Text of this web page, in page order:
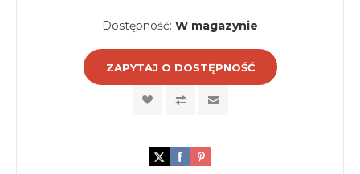
Dostępność: W magazynie
ZAPYTAJ O DOSTĘPNOŚĆ